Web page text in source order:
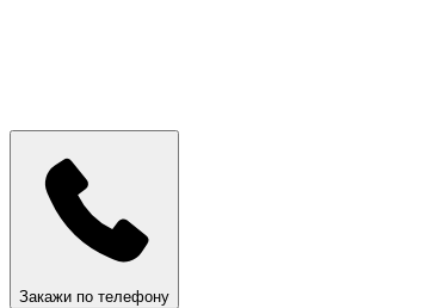
Закажи по телефону